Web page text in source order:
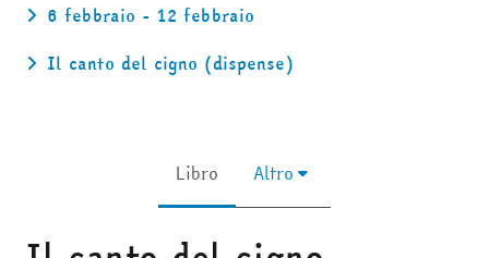
6 febbraio - 12 febbraio
Il canto del cigno (dispense)
Libro Altro